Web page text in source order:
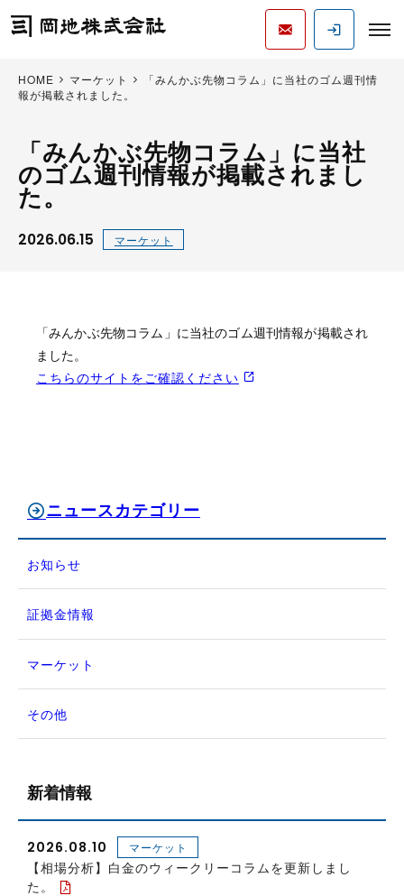
HOME マーケット
「みんかぶ先物コラム」に当社のゴム週刊情
報が掲載されました。
「みんかぶ先物コラム」に当社
のゴム週刊情報が掲載されまし
た。
2026.06.15 マーケット
「みんかぶ先物コラム」に当社のゴム週刊情報が掲載され
ました。
こちらのサイトをご確認ください
ニュースカテゴリー
お知らせ
証拠金情報
マーケット
その他
新着情報
2026.08.10 マーケット
【相場分析】白金のウィークリーコラムを更新しまし
た。